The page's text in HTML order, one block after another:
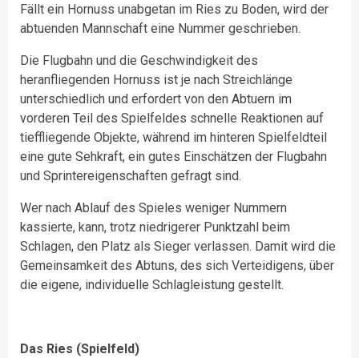
Fällt ein Hornuss unabgetan im Ries zu Boden, wird der
abtuenden Mannschaft eine Nummer geschrieben.
Die Flugbahn und die Geschwindigkeit des
heranfliegenden Hornuss ist je nach Streichlänge
unterschiedlich und erfordert von den Abtuern im
vorderen Teil des Spielfeldes schnelle Reaktionen auf
tieffliegende Objekte, während im hinteren Spielfeldteil
eine gute Sehkraft, ein gutes Einschätzen der Flugbahn
und Sprintereigenschaften gefragt sind.
Wer nach Ablauf des Spieles weniger Nummern
kassierte, kann, trotz niedrigerer Punktzahl beim
Schlagen, den Platz als Sieger verlassen. Damit wird die
Gemeinsamkeit des Abtuns, des sich Verteidigens, über
die eigene, individuelle Schlagleistung gestellt.
Das Ries (Spielfeld)